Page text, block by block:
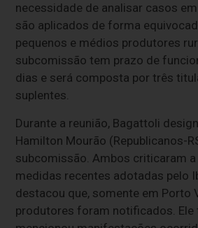
necessidade de analisar casos
são aplicados de forma
pequenos e médios produtores
subcomissão tem prazo de
dias e será composta por três
suplentes.
Durante a reunião, Bagattoli
Hamilton Mourão (Republicanos-
subcomissão. Ambos criticaram
medidas recentes adotadas pelo
destacou que, somente em Porto
produtores foram notificados. Ele